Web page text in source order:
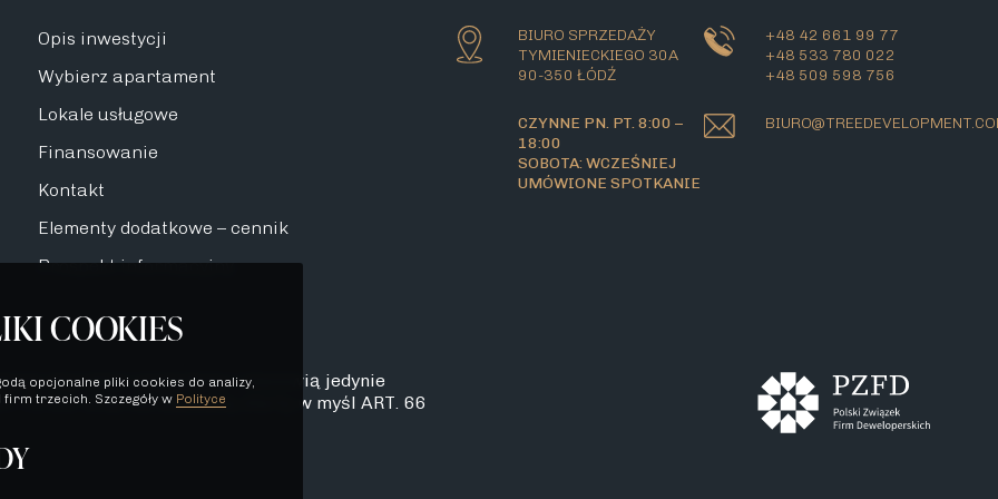
Opis inwestycji
Wybierz apartament
Lokale usługowe
Finansowanie
Kontakt
Elementy dodatkowe – cennik
Prospekt informacyjny
BIURO SPRZEDAŻY
TYMIENIECKIEGO 30A
90-350 ŁÓDŹ
CZYNNE PN. PT. 8:00 –
18:00
SOBOTA: WCZEŚNIEJ
UMÓWIONE SPOTKANIE
+48 42 661 99 77
+48 533 780 022
+48 509 598 756
charakter poglądowy i stanowią jedynie
71 K.C. oraz nie stanowią oferty w myśl ART. 66
COOKIES
opcjonalne pliki cookies do analizy,
trzecich. Szczegóły w Polityce